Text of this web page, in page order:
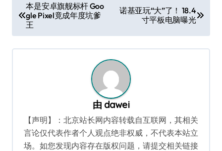
章
导
航
本是安卓旗舰标杆 Goo
gle Pixel竟成年度坑爹
王
诺基亚玩“大”了！ 18.4
寸平板电脑曝光
由 dawei
【声明】：北京站长网内容转载自互联网，其相关
言论仅代表作者个人观点绝非权威，不代表本站立
场。如您发现内容存在版权问题，请提交相关链接